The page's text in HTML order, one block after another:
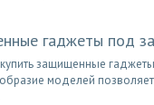
гаджеты под
защищенные
моделей